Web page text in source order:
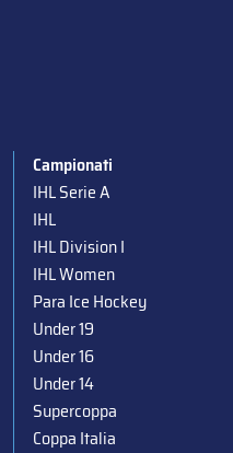
Campionati
IHL Serie A
IHL
IHL Division I
IHL Women
Para Ice Hockey
Under 19
Under 16
Under 14
Supercoppa
Coppa Italia